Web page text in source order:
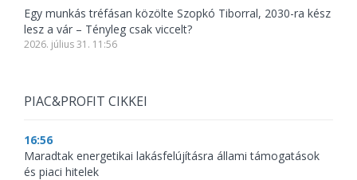
Egy munkás tréfásan közölte Szopkó Tiborral, 2030-ra kész
lesz a vár – Tényleg csak viccelt?
2026. július 31. 11:56
PIAC&PROFIT CIKKEI
16:56
Maradtak energetikai lakásfelújításra állami támogatások
és piaci hitelek